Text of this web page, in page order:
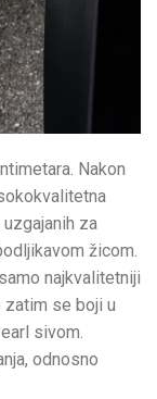
Nakon
za
žicom.
najkvalitetniji
se boji u
sivom.
odnosno